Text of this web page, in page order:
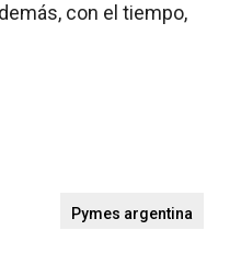
con el tiempo,
Pymes argentina